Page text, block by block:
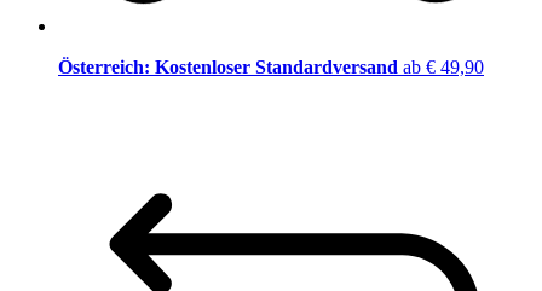
Österreich: Kostenloser Standardversand ab € 49,90